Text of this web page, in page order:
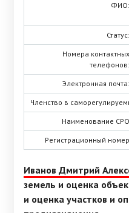
ФИО:
Статус:
Номера контактных
телефонов:
Электронная почта:
Членство в
Наименование СРО
Регистрационный номер
Иванов Дмитрий
земель и оценка
и оценка участков и